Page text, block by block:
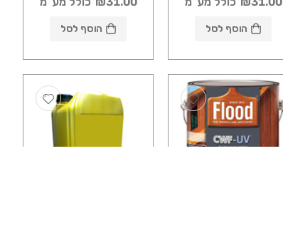
הוסף לסל הוסף לסל